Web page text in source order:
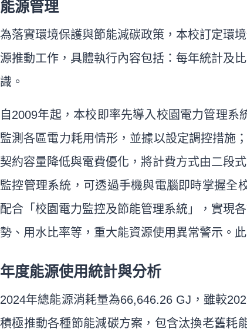
能源管理
為落實環境保護與節能減碳政策，本校訂定環
源推動工作，具體執行內容包括：每年統計及
識。
自2009年起，本校即率先導入校園電力管理
監測各區電力耗用情形，並據以設定調控措施
契約容量降低與電費優化，將計費方式由二段
監控管理系統，可透過手機與電腦即時掌握全
配合「校園電力監控及節能管理系統」，實現
勢、用水比率等，重大能資源使用異常警示。
年度能源使用統計與分析
2024年總能源消耗量為66,646.26 GJ，雖較
積極推動各種節能減碳方案，包含汰換老舊耗